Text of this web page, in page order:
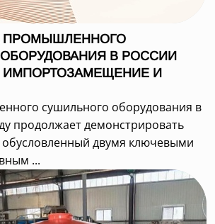
ПРОМЫШЛЕННОГО
В РОССИИ
ИМПОРТОЗАМЕЩЕНИЕ И
сушильного оборудования в
продолжает демонстрировать
двумя ключевыми
...